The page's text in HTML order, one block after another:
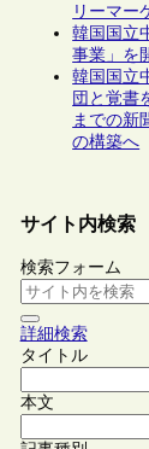
リーマー
韓国国立
事業」を
韓国国立
団と覚書
までの新
の構築へ
サイト内検索
検索フォーム
詳細検索
タイトル
本文